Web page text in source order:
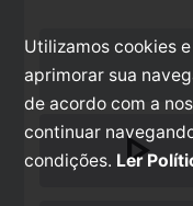
play_arrow
Utilizamos cookies
aprimorar sua
de acordo com a
continuar
condições. Ler